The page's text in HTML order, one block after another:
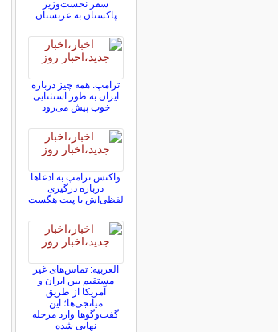
سفر نخست‌وزیر
پاکستان به عربستان
ترامپ: همه چیز درباره
ایران به طور استثنایی
خوب پیش می‌رود
واکنش ترامپ به ادعاها
درباره درگیری
لفظی‌اش با پیت هگست
العربیه: تماس‌های غیر
مستقیم بین ایران و
آمریکا از طریق
میانجی‌ها؛ این
گفت‌و‌گو‌ها وارد مرحله
نهایی شده